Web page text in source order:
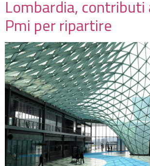
Lombardia, contributi
Pmi per ripartire